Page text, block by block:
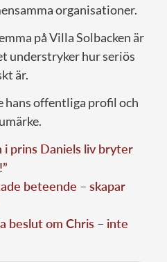
organisationer.
på Villa Solbacken är
understryker hur seriös
är.
hans offentliga profil och
i prins Daniels liv bryter
beteende – skapar
beslut om Chris – inte